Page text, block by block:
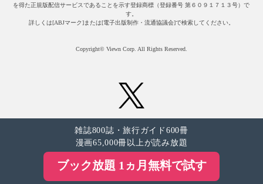
を得た正規版配信サービスであることを示す登録商標（登録番号 第６０９１７１３号）で
す。
詳しくは[ABJマーク]または[電子出版制作・流通協議会]で検索してください。
Copyright© Viewn Corp. All Rights Reserved.
雑誌800誌・旅行ガイド600冊
漫画65,000冊以上が読み放題
ブック放題 1ヵ月無料で試す